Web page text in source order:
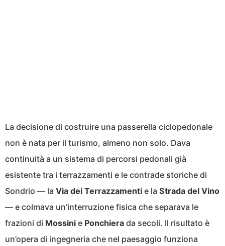
La decisione di costruire una passerella ciclopedonale
non è nata per il turismo, almeno non solo. Dava
continuità a un sistema di percorsi pedonali già
esistente tra i terrazzamenti e le contrade storiche di
Sondrio — la Via dei Terrazzamenti e la Strada del Vino
— e colmava un’interruzione fisica che separava le
frazioni di Mossini e Ponchiera da secoli. Il risultato è
un’opera di ingegneria che nel paesaggio funziona